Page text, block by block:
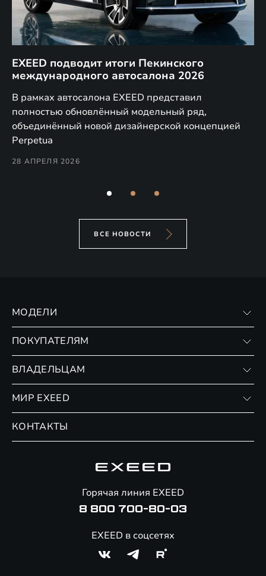
EXEED подводит итоги Пекинского
международного автосалона 2026
В рамках автосалона EXEED представил
полностью обновлённый модельный ряд,
объединённый новой дизайнерской концепцией
Perpetua
28 АПРЕЛЯ 2026
ВСЕ НОВОСТИ
МОДЕЛИ
ПОКУПАТЕЛЯМ
Страхование
ВЛАДЕЛЬЦАМ
Сервис
Помощь на дорогах
МИР EXEED
КОНТАКТЫ
Горячая линия EXEED
8 800 700-80-03
EXEED в соцсетях